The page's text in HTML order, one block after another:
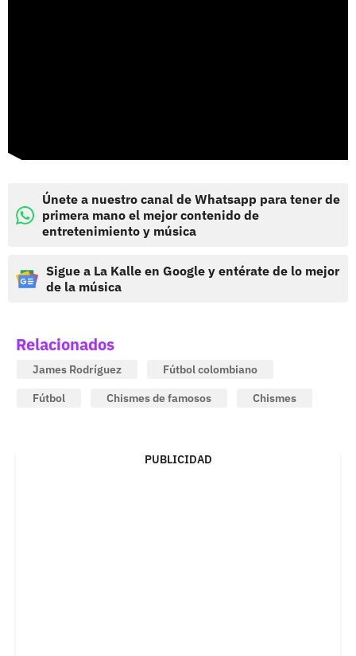
Únete a nuestro canal de Whatsapp para tener de
primera mano el mejor contenido de
entretenimiento y música
Sigue a La Kalle en Google y entérate de lo mejor
de la música
Relacionados
James Rodríguez
Fútbol colombiano
Fútbol
Chismes de famosos Chismes
PUBLICIDAD